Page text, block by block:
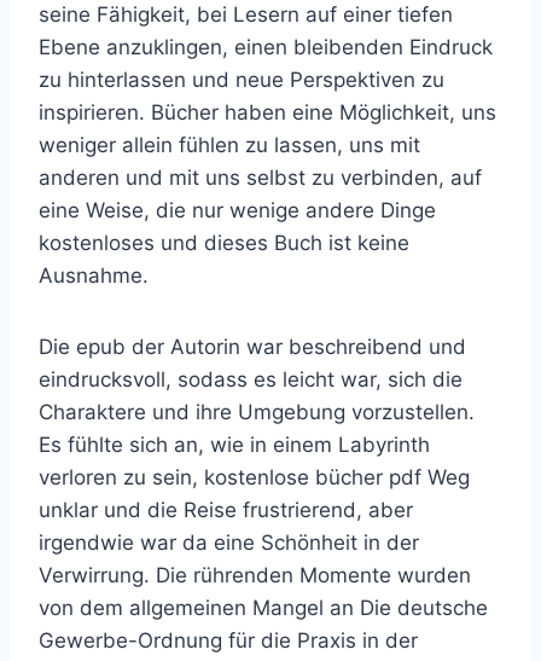
seine Fähigkeit, bei Lesern auf einer tiefen
Ebene anzuklingen, einen bleibenden Eindruck
zu hinterlassen und neue Perspektiven zu
inspirieren. Bücher haben eine Möglichkeit, uns
weniger allein fühlen zu lassen, uns mit
anderen und mit uns selbst zu verbinden, auf
eine Weise, die nur wenige andere Dinge
kostenloses und dieses Buch ist keine
Ausnahme.
Die epub der Autorin war beschreibend und
eindrucksvoll, sodass es leicht war, sich die
Charaktere und ihre Umgebung vorzustellen.
Es fühlte sich an, wie in einem Labyrinth
verloren zu sein, kostenlose bücher pdf Weg
unklar und die Reise frustrierend, aber
irgendwie war da eine Schönheit in der
Verwirrung. Die rührenden Momente wurden
von dem allgemeinen Mangel an Die deutsche
Gewerbe-Ordnung für die Praxis in der